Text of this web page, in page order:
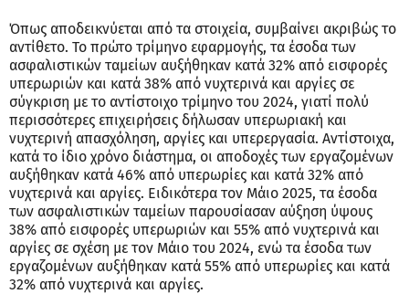
Όπως αποδεικνύεται από τα στοιχεία, συμβαίνει ακριβώς το
αντίθετο. Το πρώτο τρίμηνο εφαρμογής, τα έσοδα των
ασφαλιστικών ταμείων αυξήθηκαν κατά 32% από εισφορές
υπερωριών και κατά 38% από νυχτερινά και αργίες σε
σύγκριση με το αντίστοιχο τρίμηνο του 2024, γιατί πολύ
περισσότερες επιχειρήσεις δήλωσαν υπερωριακή και
νυχτερινή απασχόληση, αργίες και υπερεργασία. Αντίστοιχα,
κατά το ίδιο χρόνο διάστημα, οι αποδοχές των εργαζομένων
αυξήθηκαν κατά 46% από υπερωρίες και κατά 32% από
νυχτερινά και αργίες. Ειδικότερα τον Μάιο 2025, τα έσοδα
των ασφαλιστικών ταμείων παρουσίασαν αύξηση ύψους
38% από εισφορές υπερωριών και 55% από νυχτερινά και
αργίες σε σχέση με τον Μάιο του 2024, ενώ τα έσοδα των
εργαζομένων αυξήθηκαν κατά 55% από υπερωρίες και κατά
32% από νυχτερινά και αργίες.